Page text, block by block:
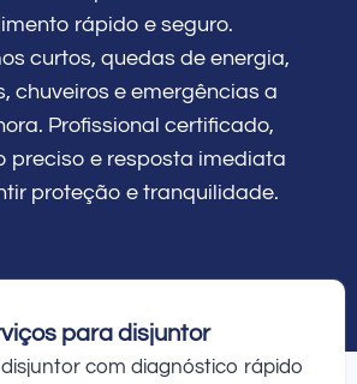
rápido e seguro.
curtos, quedas de energia,
chuveiros e emergências a
Profissional certificado,
preciso e resposta imediata
proteção e tranquilidade.
para disjuntor
com diagnóstico rápido